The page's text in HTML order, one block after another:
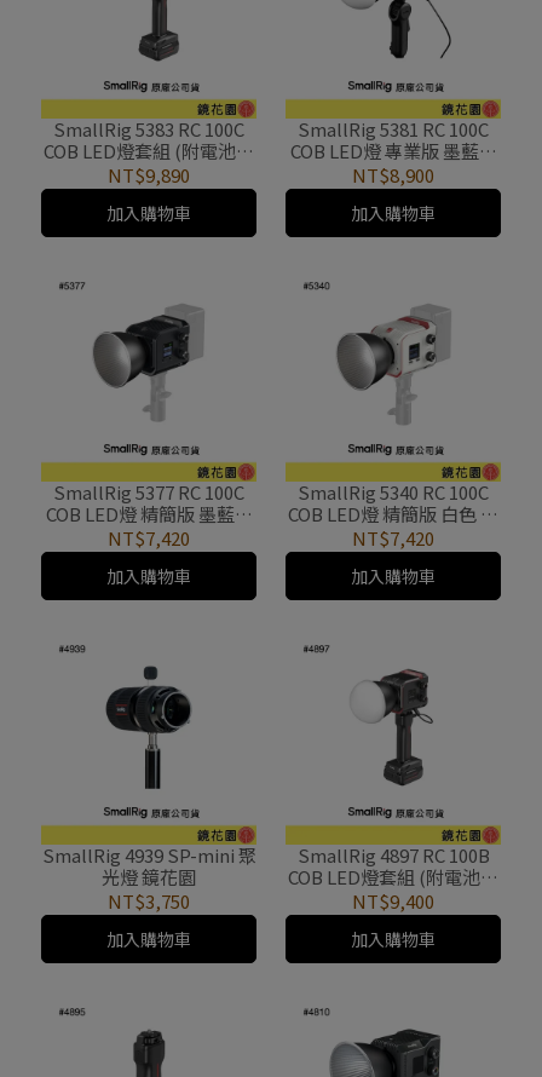
SmallRig 5383 RC 100C
COB LED燈套組 (附電池把
手) 墨藍色 鏡花園
NT$9,890
加入購物車
SmallRig 5381 RC 100C
COB LED燈 專業版 墨藍色
鏡花園
NT$8,900
加入購物車
SmallRig 5377 RC 100C
COB LED燈 精簡版 墨藍色
鏡花園
NT$7,420
加入購物車
SmallRig 5340 RC 100C
COB LED燈 精簡版 白色 鏡
花園
NT$7,420
加入購物車
SmallRig 4939 SP-mini 聚
光燈 鏡花園
NT$3,750
加入購物車
SmallRig 4897 RC 100B
COB LED燈套組 (附電池把
手) 鏡花園
NT$9,400
加入購物車